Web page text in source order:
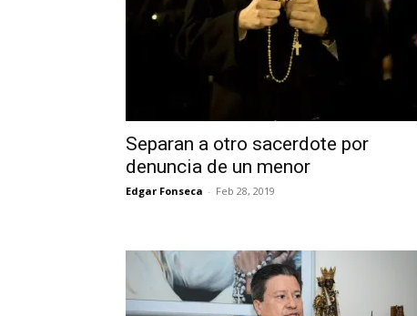
Separan a otro sacerdote por
denuncia de un menor
Edgar Fonseca - Feb 28, 2019